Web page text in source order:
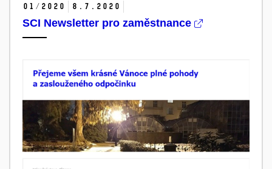
01/2020 8. 7. 2020
SCI Newsletter pro zaměstnance